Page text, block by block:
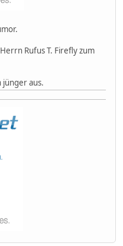
Rufus T. Firefly zum
jünger aus.